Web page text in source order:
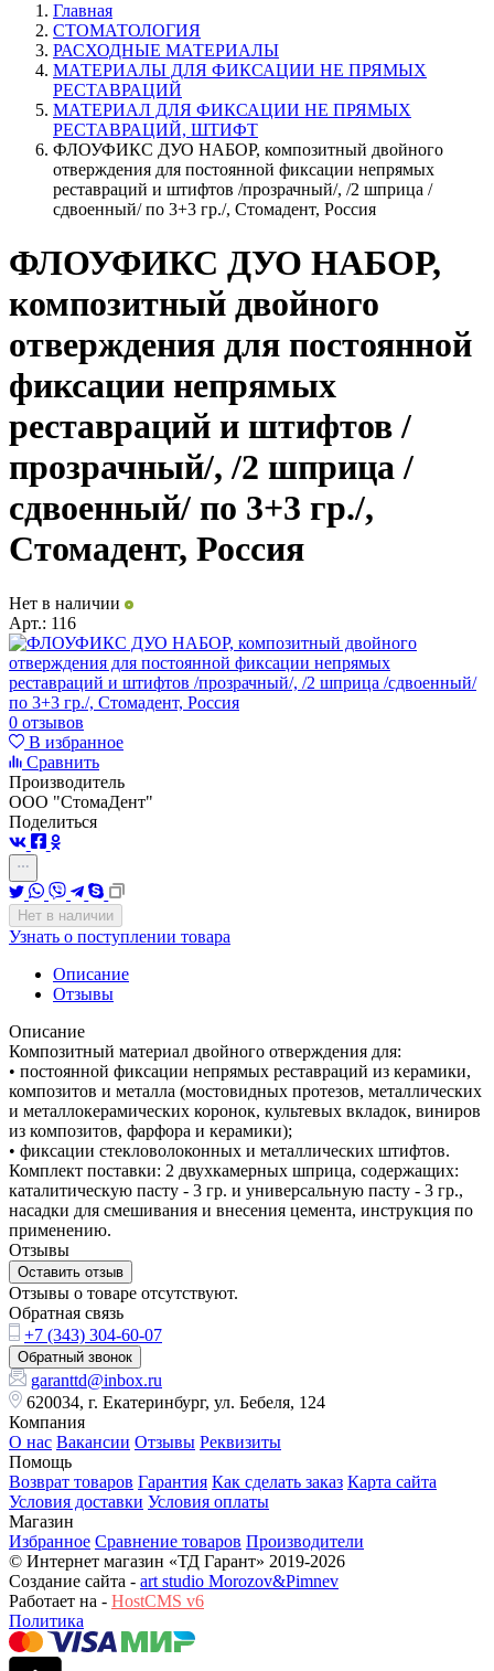
Главная
СТОМАТОЛОГИЯ
РАСХОДНЫЕ МАТЕРИАЛЫ
МАТЕРИАЛЫ ДЛЯ ФИКСАЦИИ НЕ ПРЯМЫХ
РЕСТАВРАЦИЙ
МАТЕРИАЛ ДЛЯ ФИКСАЦИИ НЕ ПРЯМЫХ
РЕСТАВРАЦИЙ, ШТИФТ
ФЛОУФИКС ДУО НАБОР, композитный двойного
отверждения для постоянной фиксации непрямых
реставраций и штифтов /прозрачный/, /2 шприца /
сдвоенный/ по 3+3 гр./, Стомадент, Россия
ФЛОУФИКС ДУО НАБОР,
композитный двойного
отверждения для постоянной
фиксации непрямых
реставраций и штифтов /
прозрачный/, /2 шприца /
сдвоенный/ по 3+3 гр./,
Стомадент, Россия
Нет в наличии
Арт.: 116
0 отзывов
В избранное
Сравнить
Производитель
ООО "СтомаДент"
Поделиться
Нет в наличии
Узнать о поступлении товара
Описание
Отзывы
Описание
Композитный материал двойного отверждения для:
• постоянной фиксации непрямых реставраций из керамики,
композитов и металла (мостовидных протезов, металлических
и металлокерамических коронок, культевых вкладок, виниров
из композитов, фарфора и керамики);
• фиксации стекловолоконных и металлических штифтов.
Комплект поставки: 2 двухкамерных шприца, содержащих:
каталитическую пасту - 3 гр. и универсальную пасту - 3 гр.,
насадки для смешивания и внесения цемента, инструкция по
применению.
Отзывы
Оставить отзыв
Отзывы о товаре отсутствуют.
Обратная связь
+7 (343) 304-60-07
Обратный звонок
garanttd@inbox.ru
620034, г. Екатеринбург, ул. Бебеля, 124
Компания
О нас Вакансии Отзывы Реквизиты
Помощь
Возврат товаров Гарантия Как сделать заказ Карта сайта
Условия доставки Условия оплаты
Магазин
Избранное Сравнение товаров Производители
© Интернет магазин «ТД Гарант» 2019-2026
Создание сайта - art studio Morozov&Pimnev
Работает на - HostCMS v6
Политика